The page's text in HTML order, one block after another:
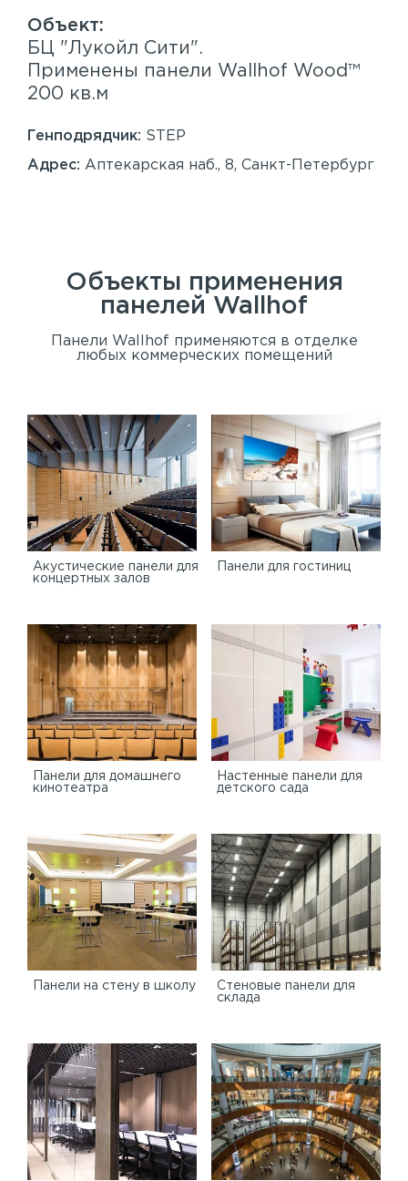
БЦ "Лукойл Сити".
Применены панели Wallhof Wood™
200 кв.м
Генподрядчик: STEP
Адрес: Аптекарская наб., 8, Санкт-Петербург
Объекты применения
панелей Wallhof
Панели Wallhof применяются в отделке
любых коммерческих помещений
Акустические панели для
концертных залов
Панели для гостиниц
Панели для домашнего
кинотеатра
Настенные панели для
детского сада
Панели на стену в школу
Стеновые панели для
склада